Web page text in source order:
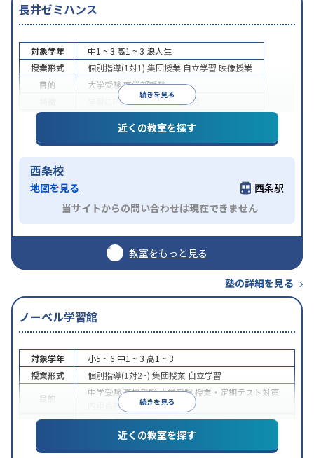
長井ゼミハンス
続きを見る
対象学年 中1 ~ 3 高1 ~ 3 浪人生
授業形式
個別指導(1対1) 集団授業 自立学習 映像授業
目的
大学受験医学部受験
学習にPC・タブレットを利用
近くの教室を探す
西条校
地図を見る
西条駅
当サイトからの問い合わせは現在できません
教室をもっと見る
塾の詳細を見る
ノーベル学習館
続きを見る
対象学年 小5 ~ 6 中1 ~ 3 高1 ~ 3
授業形式
個別指導(1対2~) 集団授業 自立学習
目的
中学受験高校受験大学受験 授業・定期テスト対策
内申点対策
各種検定対策
特徴
中高一貫校生に対応
近くの教室を探す